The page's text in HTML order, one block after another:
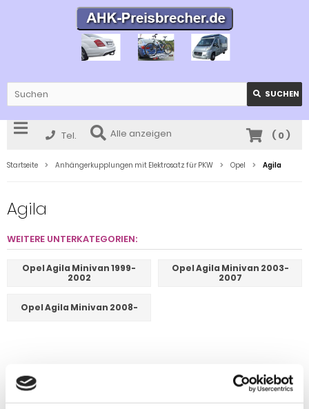
SUCHEN
Tel. Alle anzeigen ( 0)
Startseite Anhängerkupplungen mit Elektrosatz für PKW Opel Agila
Agila
WEITERE UNTERKATEGORIEN:
Opel Agila Minivan 1999-
2002
Opel Agila Minivan 2003-
2007
Opel Agila Minivan 2008-